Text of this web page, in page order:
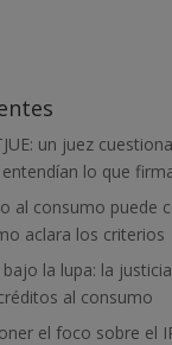
un juez
lo que
al consumo puede
aclara los criterios
la lupa: la
al consumo
el foco sobre el